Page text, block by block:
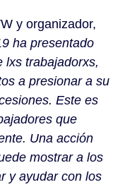
y organizador,
ha presentado
lxs trabajadorxs,
a presionar a su
Este es
que
Una acción
mostrar a los
y ayudar con los